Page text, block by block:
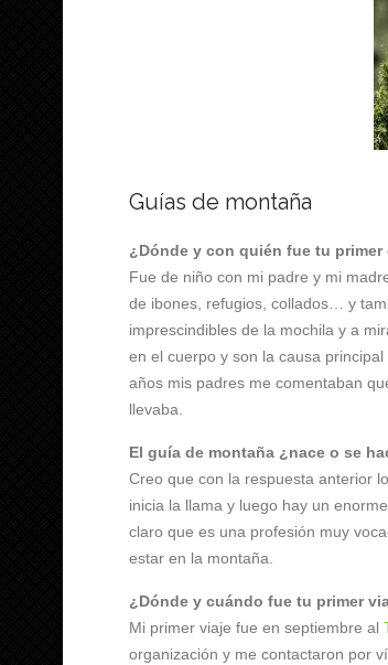
Guías de montaña
¿Dónde y con quién fue tu
Fue de niño con mi padre y mi
de ibones, refugios, collados… y
imprescindibles de la mochila y a
en el cuerpo y son la causa
años mis padres me comentaban
llevaba.
El guía de montaña ¿nace o se
Creo que con la respuesta anterior
inicia la llama y luego hay un
claro que es una profesión muy
estar en la montaña.
¿Dónde y cuándo fue tu primer
Mi primer viaje fue en septiembre al
organización y me contactaron por